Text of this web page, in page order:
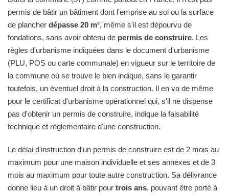
permis de bâtir un bâtiment dont l'emprise au sol ou la surface
de plancher dépasse 20 m², même s'il est dépourvu de
fondations, sans avoir obtenu de permis de construire. Les
règles d'urbanisme indiquées dans le document d'urbanisme
(PLU, POS ou carte communale) en vigueur sur le territoire de
la commune où se trouve le bien indique, sans le garantir
toutefois, un éventuel droit à la construction. Il en va de même
pour le certificat d'urbanisme opérationnel qui, s'il ne dispense
pas d'obtenir un permis de construire, indique la faisabilité
technique et réglementaire d'une construction.
Le délai d'instruction d'un permis de construire est de 2 mois au
maximum pour une maison individuelle et ses annexes et de 3
mois au maximum pour toute autre construction. Sa délivrance
donne lieu à un droit à bâtir pour trois ans, pouvant être porté à